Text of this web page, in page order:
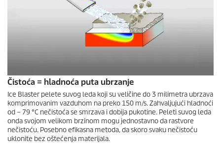
Čistoća = hladnoća puta ubrzanje
Ice Blaster pelete suvog leda koji su veličine do 3 milimetra ubrzava
komprimovanim vazduhom na preko 150 m/s. Zahvaljujući hladnoći
od – 79 °C nečistoća se smrzava i dobija pukotine. Peleti suvog leda
onda svojom velikom brzinom mogu jednostavno da rastvore
nečistoću. Posebno efikasna metoda, da skoro svaku nečistoću
uklonite bez oštećenja materijala.